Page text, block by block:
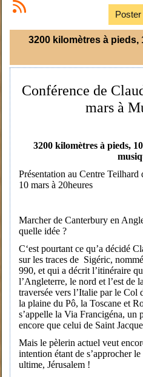
Poster
3200 kilomètres à pieds,
Conférence de
mars à
3200 kilomètres à pieds,
Présentation au Centre
10 mars à 20heures
Marcher de Canterbury en
quelle idée ?
C‘est pourtant ce qu’a décidé
sur les traces de Sigéric,
990, et qui a décrit l’itinéraire
l’Angleterre, le nord et l’est de
traversée vers l’Italie par le
la plaine du Pô, la Toscane et
s’appelle la Via Francigéna, un
encore que celui de Saint
Mais le pèlerin actuel veut
intention étant de s’approcher
ultime, Jérusalem !